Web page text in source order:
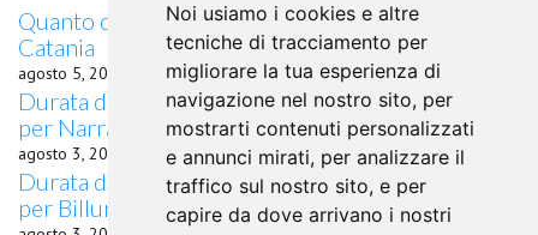
Noi usiamo i cookies e altre
tecniche di tracciamento per
migliorare la tua esperienza di
navigazione nel nostro sito, per
mostrarti contenuti personalizzati
e annunci mirati, per analizzare il
traffico sul nostro sito, e per
capire da dove arrivano i nostri
Quanto dura il volo in aereo da Casablanca a
Catania
agosto 5, 2026
Durata del volo quanto dura il volo da Casablanca
per Narrabri, NSW
agosto 3, 2026
Durata del volo quanto dura il volo da Casablanca
per Billund